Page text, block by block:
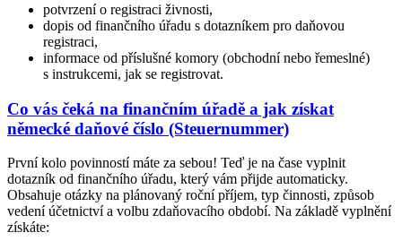
potvrzení o registraci živnosti,
dopis od finančního úřadu s dotazníkem pro daňovou
registraci,
informace od příslušné komory (obchodní nebo řemeslné)
s instrukcemi, jak se registrovat.
Co vás čeká na finančním úřadě a jak získat
německé daňové číslo (Steuernummer)
První kolo povinností máte za sebou! Teď je na čase vyplnit
dotazník od finančního úřadu, který vám přijde automaticky.
Obsahuje otázky na plánovaný roční příjem, typ činnosti, způsob
vedení účetnictví a volbu zdaňovacího období. Na základě vyplnění
získáte: